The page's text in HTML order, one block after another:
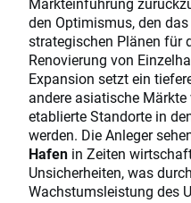
den Optimismus, den
strategischen Plänen für
Renovierung von
Expansion setzt ein
andere asiatische
etablierte Standorte in
werden. Die Anleger
Hafen in Zeiten
Unsicherheiten, was
Wachstumsleistung des